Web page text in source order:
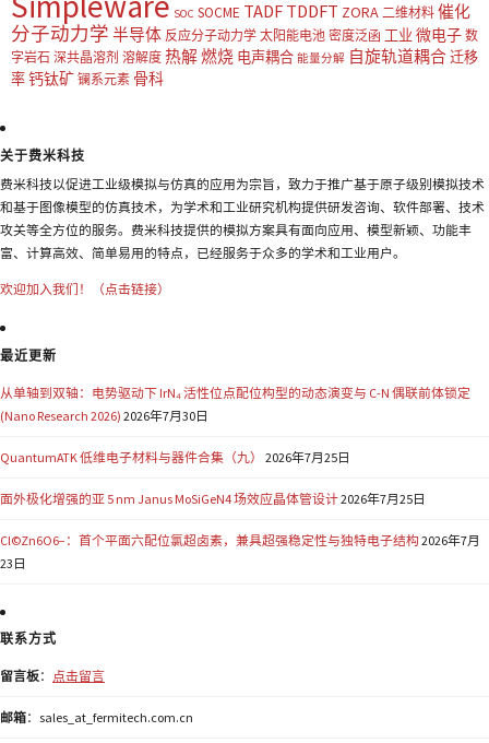
SOC SOCME TADF TDDFT ZORA 二维材料 催化
分子动力学 半导体 反应分子动力学 太阳能电池 密度泛函 工业 微电子 数
字岩石 深共晶溶剂 溶解度 热解燃烧 电声耦合 能量分解 自旋轨道耦合迁移
率钙钛矿 镧系元素 骨科
关于费米科技
费米科技以促进工业级模拟与仿真的应用为宗旨，致力于推广基于原子级别模拟技术
和基于图像模型的仿真技术，为学术和工业研究机构提供研发咨询、软件部署、技术
攻关等全方位的服务。费米科技提供的模拟方案具有面向应用、模型新颖、功能丰
富、计算高效、简单易用的特点，已经服务于众多的学术和工业用户。
欢迎加入我们！（点击链接）
最近更新
从单轴到双轴：电势驱动下 IrN₄ 活性位点配位构型的动态演变与 C-N 偶联前体锁定
(Nano Research 2026) 2026年7月30日
QuantumATK 低维电子材料与器件合集（九） 2026年7月25日
面外极化增强的亚 5 nm Janus MoSiGeN4 场效应晶体管设计2026年7月25日
Cl©Zn6O6−：首个平面六配位氯超卤素，兼具超强稳定性与独特电子结构2026年7月
23日
联系方式
留言板： 点击留言
邮箱：sales_at_fermitech.com.cn